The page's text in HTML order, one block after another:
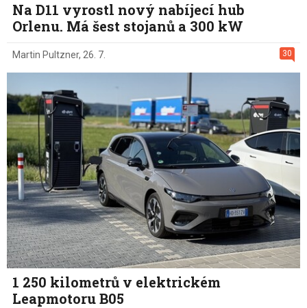
Na D11 vyrostl nový nabíjecí hub
Orlenu. Má šest stojanů a 300 kW
30
Martin Pultzner, 26. 7.
1 250 kilometrů v elektrickém
Leapmotoru B05